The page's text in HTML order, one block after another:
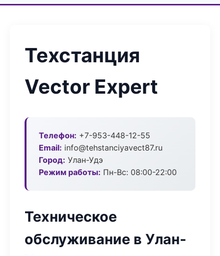
Техстанция
Vector Expert
Телефон: +7-953-448-12-55
Email: info@tehstanciyavect87.ru
Город: Улан-Удэ
Режим работы: Пн-Вс: 08:00-22:00
Техническое
обслуживание в Улан-